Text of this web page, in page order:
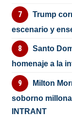
Trump
escenario y
Santo
homenaje a la
Milton
soborno
INTRANT